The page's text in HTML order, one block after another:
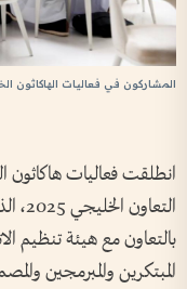
المشاركون في فعاليات الهاكاثون
انطلقت فعاليات هاكاثون
بالتعاون مع هيئة تنظيم
المبتكرين والمبرمجين